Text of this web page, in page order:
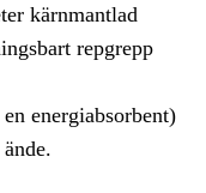
kärnmantlad
repgrepp
energiabsorbent)